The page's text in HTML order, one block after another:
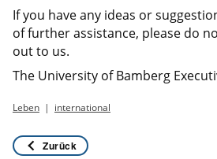
If you have any ideas or
of further assistance, please do
out to us.
The University of Bamberg
Leben international
Zurück